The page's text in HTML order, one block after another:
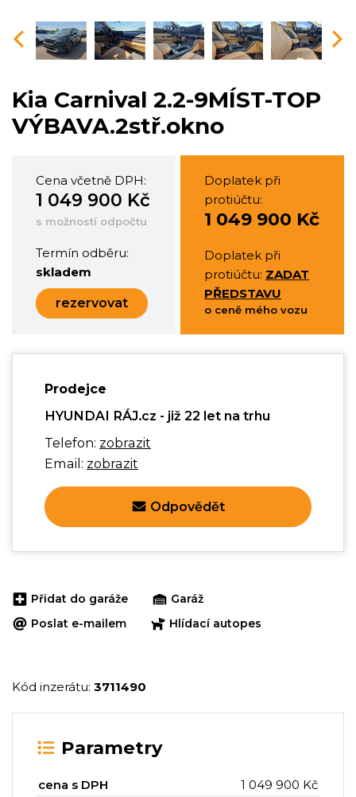
Kia Carnival 2.2-9MÍST-TOP
VÝBAVA.2stř.okno
Cena včetně DPH:
1 049 900 Kč
s možností odpočtu
Termín odběru:
skladem
rezervovat
Doplatek při
protiúčtu:
1 049 900 Kč
Doplatek při
protiúčtu: ZADAT
PŘEDSTAVU
o ceně mého vozu
Prodejce
HYUNDAI RÁJ.cz - již 22 let na trhu
Telefon: zobrazit
Email: zobrazit
Odpovědět
Přidat do garáže
Garáž
Poslat e-mailem
Hlídací autopes
Kód inzerátu: 3711490
Parametry
cena s DPH
1 049 900 Kč